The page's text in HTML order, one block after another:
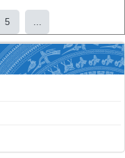
5 ...